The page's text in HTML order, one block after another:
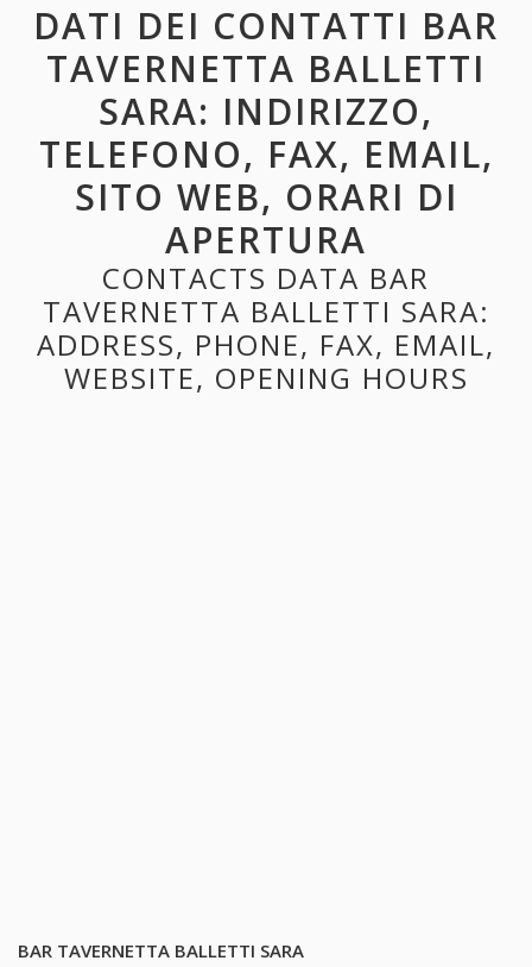
DATI DEI CONTATTI BAR
TAVERNETTA BALLETTI
SARA: INDIRIZZO,
TELEFONO, FAX, EMAIL,
SITO WEB, ORARI DI
APERTURA
CONTACTS DATA BAR
TAVERNETTA BALLETTI SARA:
ADDRESS, PHONE, FAX, EMAIL,
WEBSITE, OPENING HOURS
BAR TAVERNETTA BALLETTI SARA